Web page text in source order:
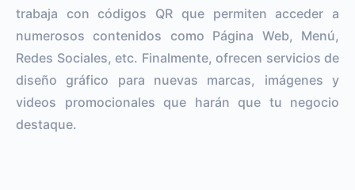
trabaja con códigos QR que permiten acceder a
numerosos contenidos como Página Web, Menú,
Redes Sociales, etc. Finalmente, ofrecen servicios de
diseño gráfico para nuevas marcas, imágenes y
videos promocionales que harán que tu negocio
destaque.